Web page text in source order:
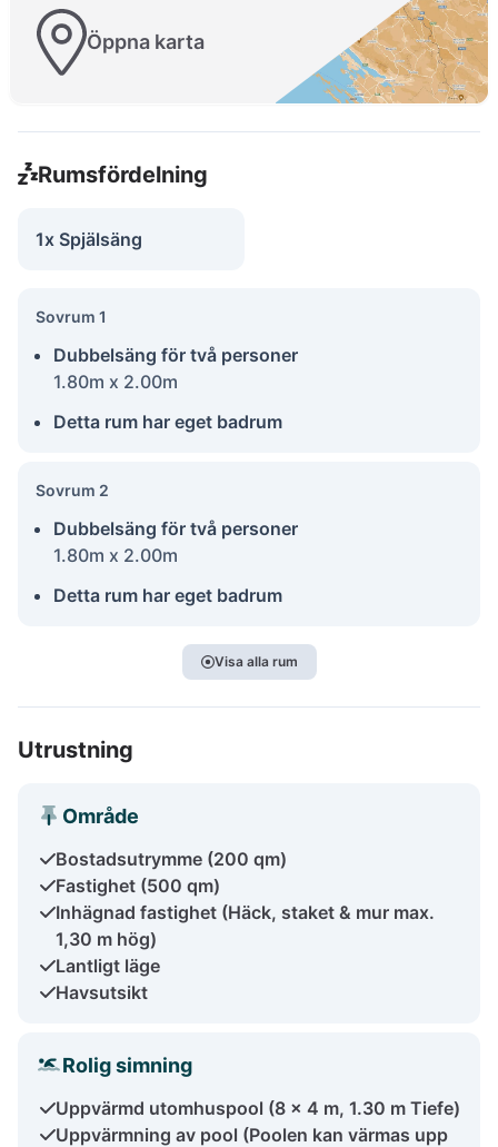
Öppna karta
Rumsfördelning
1x Spjälsäng
Sovrum 1
Dubbelsäng för två personer
1.80m x 2.00m
Detta rum har eget badrum
Sovrum 2
Dubbelsäng för två personer
1.80m x 2.00m
Detta rum har eget badrum
Visa alla rum
Utrustning
Område
Bostadsutrymme (200 qm)
Fastighet (500 qm)
Inhägnad fastighet (Häck, staket & mur max.
1,30 m hög)
Lantligt läge
Havsutsikt
Rolig simning
Uppvärmd utomhuspool (8 x 4 m, 1.30 m Tiefe)
Uppvärmning av pool (Poolen kan värmas upp